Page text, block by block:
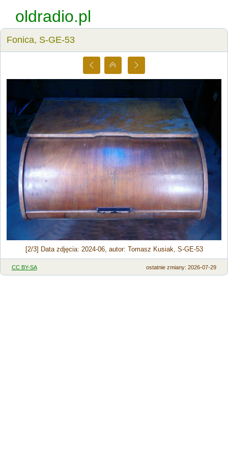
oldradio.pl
Fonica, S-GE-53
[2/3] Data zdjęcia: 2024-06, autor: Tomasz Kusiak, S-GE-53
CC BY-SA ostatnie zmiany: 2026-07-29